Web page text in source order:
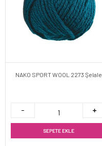
NAKO SPORT WOOL 2273 Şelale
SEPETE EKLE